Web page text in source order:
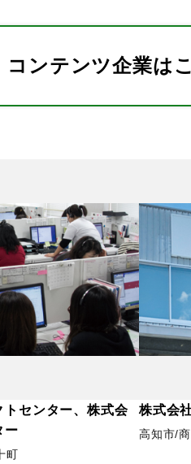
コンテンツ企業は
センター、株式会
ー
町
株式会
高知市